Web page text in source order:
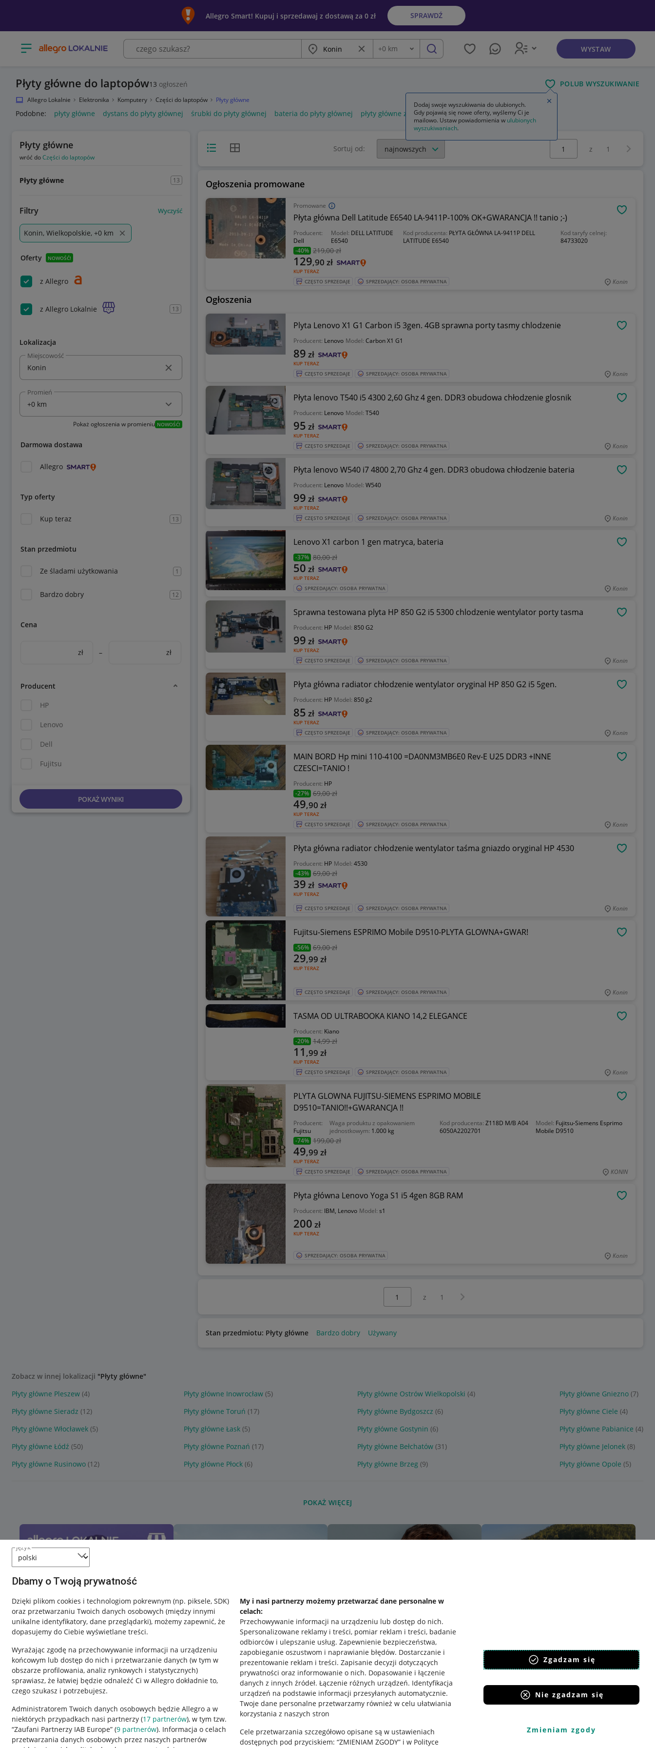
język
Dbamy o Twoją prywatność
Dzięki plikom cookies i technologiom pokrewnym (np. piksele, SDK)
oraz przetwarzaniu Twoich danych osobowych (między innymi
unikalne identyfikatory, dane przeglądarki), możemy zapewnić, że
dopasujemy do Ciebie wyświetlane treści.
Wyrażając zgodę na przechowywanie informacji na urządzeniu
końcowym lub dostęp do nich i przetwarzanie danych (w tym w
obszarze profilowania, analiz rynkowych i statystycznych)
sprawiasz, że łatwiej będzie odnaleźć Ci w Allegro dokładnie to,
czego szukasz i potrzebujesz.
Administratorem Twoich danych osobowych będzie Allegro a w
niektórych przypadkach nasi partnerzy (17 partnerów), w tym tzw.
“Zaufani Partnerzy IAB Europe” (9 partnerów). Informacja o celach
przetwarzania danych osobowych przez naszych partnerów
My i nasi partnerzy możemy przetwarzać dane personalne w
celach:
Przechowywanie informacji na urządzeniu lub dostęp do nich.
Spersonalizowane reklamy i treści, pomiar reklam i treści, badanie
odbiorców i ulepszanie usług. Zapewnienie bezpieczeństwa,
zapobieganie oszustwom i naprawianie błędów. Dostarczanie i
prezentowanie reklam i treści. Zapisanie decyzji dotyczących
prywatności oraz informowanie o nich. Dopasowanie i łączenie
danych z innych źródeł. Łączenie różnych urządzeń. Identyfikacja
urządzeń na podstawie informacji przesyłanych automatycznie.
Twoje dane personalne przetwarzamy również w celu ułatwiania
korzystania z naszych stron
Cele przetwarzania szczegółowo opisane są w ustawieniach
dostępnych pod przyciskiem: “ZMIENIAM ZGODY” i w Polityce
Zgadzam się
Nie zgadzam się
Zmieniam zgody
Allegro Smart! Kupuj i sprzedawaj z dostawą za 0 zł SPRAWDŹ
Otwórz menu z kategoriami Miasto Wyczyść frazę
Odległość
+0 km szukaj WYSTAW
Płyty główne do laptopów13 ogłoszeń POLUB WYSZUKIWANIE
Allegro Lokalnie Elektronika Komputery Części do laptopów Płyty główne
Podobne: płyty główne dystans do płyty głównej śrubki do płyty głównej bateria do płyty głównej płyty główne z procesorem
Płyty główne
wróć doCzęści do laptopów
Płyty główne 13
Filtry Wyczyść
Konin, Wielkopolskie, +0 km
Oferty NOWOŚĆ!
z Allegro
z Allegro Lokalnie 13
Lokalizacja
Miejscowość
Promień
Pokaż ogłoszenia w promieniu NOWOŚĆ!
Darmowa dostawa
Allegro
Typ oferty
Kup teraz 13
Stan przedmiotu
Ze śladami użytkowania 1
Bardzo dobry 12
Cena
zł – zł
Producent
HP
Lenovo
Dell
Fujitsu
POKAŻ WYNIKI
Widok listyWidok siatki Sortuj od:
Wybierz stronę:
z 1
Ogłoszenia promowane
Promowane
Płyta główna Dell Latitude E6540 LA-9411P-100% OK+GWARANCJA !! tanio ;-)
Producent:
Dell
Model: DELL LATITUDE
E6540
Kod producenta: PŁYTA GŁÓWNA LA-9411P DELL
LATITUDE E6540
Kod taryfy celnej:
84733020
-40% 219,00 zł
KUP TERAZ
129,90 zł
CZĘSTO SPRZEDAJE SPRZEDAJĄCY: OSOBA PRYWATNA Konin
Ogłoszenia
Plyta Lenovo X1 G1 Carbon i5 3gen. 4GB sprawna porty tasmy chlodzenie
Producent: Lenovo Model: Carbon X1 G1
KUP TERAZ
89 zł
CZĘSTO SPRZEDAJE SPRZEDAJĄCY: OSOBA PRYWATNA Konin
Płyta lenovo T540 i5 4300 2,60 Ghz 4 gen. DDR3 obudowa chłodzenie glosnik
Producent: Lenovo Model: T540
KUP TERAZ
95 zł
CZĘSTO SPRZEDAJE SPRZEDAJĄCY: OSOBA PRYWATNA Konin
Płyta lenovo W540 i7 4800 2,70 Ghz 4 gen. DDR3 obudowa chłodzenie bateria
Producent: Lenovo Model: W540
KUP TERAZ
99 zł
CZĘSTO SPRZEDAJE SPRZEDAJĄCY: OSOBA PRYWATNA Konin
Lenovo X1 carbon 1 gen matryca, bateria
-37% 80,00 zł
KUP TERAZ
50 zł
SPRZEDAJĄCY: OSOBA PRYWATNA Konin
Sprawna testowana plyta HP 850 G2 i5 5300 chlodzenie wentylator porty tasma
Producent: HP Model: 850 G2
KUP TERAZ
99 zł
CZĘSTO SPRZEDAJE SPRZEDAJĄCY: OSOBA PRYWATNA Konin
Płyta główna radiator chłodzenie wentylator oryginal HP 850 G2 i5 5gen.
Producent: HP Model: 850 g2
KUP TERAZ
85 zł
CZĘSTO SPRZEDAJE SPRZEDAJĄCY: OSOBA PRYWATNA Konin
MAIN BORD Hp mini 110-4100 =DA0NM3MB6E0 Rev-E U25 DDR3 +INNE
CZESCI=TANIO !
Producent: HP
-27% 69,00 zł
KUP TERAZ
49,90 zł
CZĘSTO SPRZEDAJE SPRZEDAJĄCY: OSOBA PRYWATNA Konin
Płyta główna radiator chłodzenie wentylator taśma gniazdo oryginal HP 4530
Producent: HP Model: 4530
-43% 69,00 zł
KUP TERAZ
39 zł
CZĘSTO SPRZEDAJE SPRZEDAJĄCY: OSOBA PRYWATNA Konin
Fujitsu-Siemens ESPRIMO Mobile D9510-PLYTA GLOWNA+GWAR!
-56% 69,00 zł
KUP TERAZ
29,99 zł
CZĘSTO SPRZEDAJE SPRZEDAJĄCY: OSOBA PRYWATNA Konin
TASMA OD ULTRABOOKA KIANO 14,2 ELEGANCE
Producent: Kiano
-20% 14,99 zł
KUP TERAZ
11 ,99 zł
CZĘSTO SPRZEDAJE SPRZEDAJĄCY: OSOBA PRYWATNA Konin
PLYTA GLOWNA FUJITSU-SIEMENS ESPRIMO MOBILE
D9510=TANIO!!+GWARANCJA !!
Producent:
Fujitsu
Waga produktu z opakowaniem
jednostkowym: 1.000 kg
Kod producenta:Z118D M/B A04
6050A2202701
Model: Fujitsu-Siemens Esprimo
Mobile D9510
-74% 199,00 zł
KUP TERAZ
49,99 zł
CZĘSTO SPRZEDAJE SPRZEDAJĄCY: OSOBA PRYWATNA KONIN
Płyta główna Lenovo Yoga S1 i5 4gen 8GB RAM
Producent: IBM, Lenovo Model: s1
KUP TERAZ
200 zł
SPRZEDAJĄCY: OSOBA PRYWATNA Konin
z 1 Następna strona
Stan przedmiotu: Płyty główne Bardzo dobry Używany
Zobacz w innej lokalizacji "Płyty główne"
Płyty główne Pleszew (4) Płyty główne Inowrocław (5) Płyty główne Ostrów Wielkopolski (4) Płyty główne Gniezno (7)
Płyty główne Sieradz (12) Płyty główne Toruń (17) Płyty główne Bydgoszcz (6) Płyty główne Ciele (4)
Płyty główne Włocławek (5) Płyty główne Łask (5) Płyty główne Gostynin (6) Płyty główne Pabianice (4)
Płyty główne Łódź (50) Płyty główne Poznań (17) Płyty główne Bełchatów (31) Płyty główne Jelonek (8)
Płyty główne Rusinowo (12) Płyty główne Płock (6) Płyty główne Brzeg (9) Płyty główne Opole (5)
POKAŻ WIĘCEJ
Przydatne informacje
Jak to działa
Napisz do nas
Regulamin
Polityka plików "cookies"
Pobierz aplikację
Dodaj swoje wyszukiwania do ulubionych.
Gdy pojawią się nowe oferty, wyślemy Ci je
mailowo. Ustaw powiadomienia w ulubionych
wyszukiwaniach.
Zamknij wskazówkę